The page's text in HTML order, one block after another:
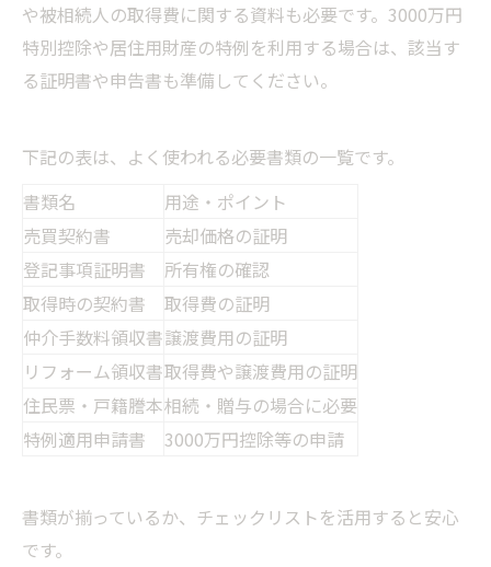
や被相続人の取得費に関する資料も必要です。3000万円
特別控除や居住用財産の特例を利用する場合は、該当す
る証明書や申告書も準備してください。
下記の表は、よく使われる必要書類の一覧です。
書類名
用途・ポイント
売買契約書
売却価格の証明
登記事項証明書
所有権の確認
取得時の契約書
取得費の証明
仲介手数料領収書譲渡費用の証明
リフォーム領収書取得費や譲渡費用の証明
住民票・戸籍謄本相続・贈与の場合に必要
特例適用申請書
3000万円控除等の申請
書類が揃っているか、チェックリストを活用すると安心
です。